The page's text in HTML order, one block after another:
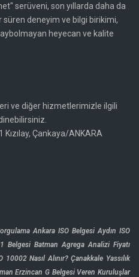
serüveni, son yıllarda daha da
süren deneyim ve bilgi birikimi,
heyecan ve kalite
ve diğer hizmetlerimizle ilgili
Çankaya/ANKARA
Ankara ISO Belgesi Aydın ISO
Belgesi Batman Agrega Analizi Fiyatı
10002 Nasıl Alınır? Çanakkale Yassılık
Erzincan G Belgesi Veren Kuruluşlar